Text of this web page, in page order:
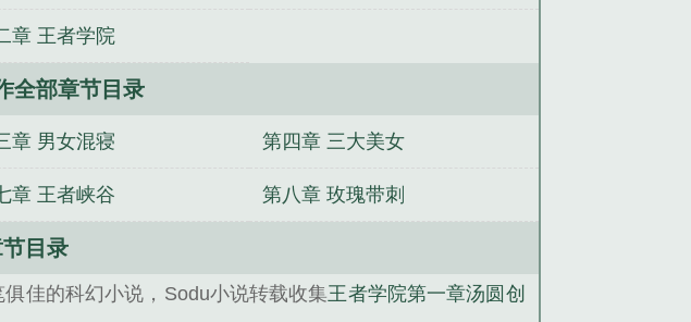
章 王者学院
全部章节目录
章 男女混寝 第四章 三大美女
章 王者峡谷 第八章 玫瑰带刺
目录
佳的科幻小说，Sodu小说转载收集王者学院第一章汤圆创